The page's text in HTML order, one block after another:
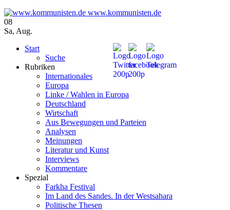
www.kommunisten.de
08
Sa, Aug.
Start
Suche
Rubriken
Internationales
Europa
Linke / Wahlen in Europa
Deutschland
Wirtschaft
Aus Bewegungen und Parteien
Analysen
Meinungen
Literatur und Kunst
Interviews
Kommentare
Spezial
Farkha Festival
Im Land des Sandes. In der Westsahara
Politische Thesen